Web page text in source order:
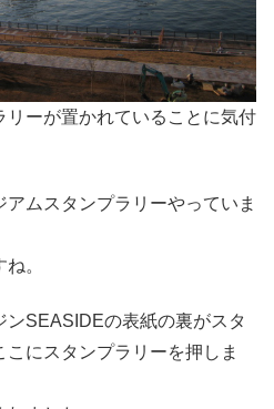
リーが置かれていることに気付
ムスタンプラリーやっていま
。
ンSEASIDEの表紙の裏がスタ
にスタンプラリーを押しま